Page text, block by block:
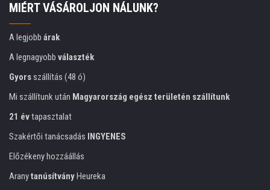
MIÉRT VÁSÁROLJON NÁLUNK?
A legjobb árak
A legnagyobb választék
Gyorsszállítás (48 ó)
Mi szállítunk után Magyarország egész területén szállítunk
21 évtapasztalat
Szakértői tanácsadás INGYENES
Előzékeny hozzáállás
AranytanúsítványHeureka